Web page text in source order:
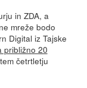
in ZDA, a
mreže bodo
Digital iz Tajske
približno 20
četrtletju